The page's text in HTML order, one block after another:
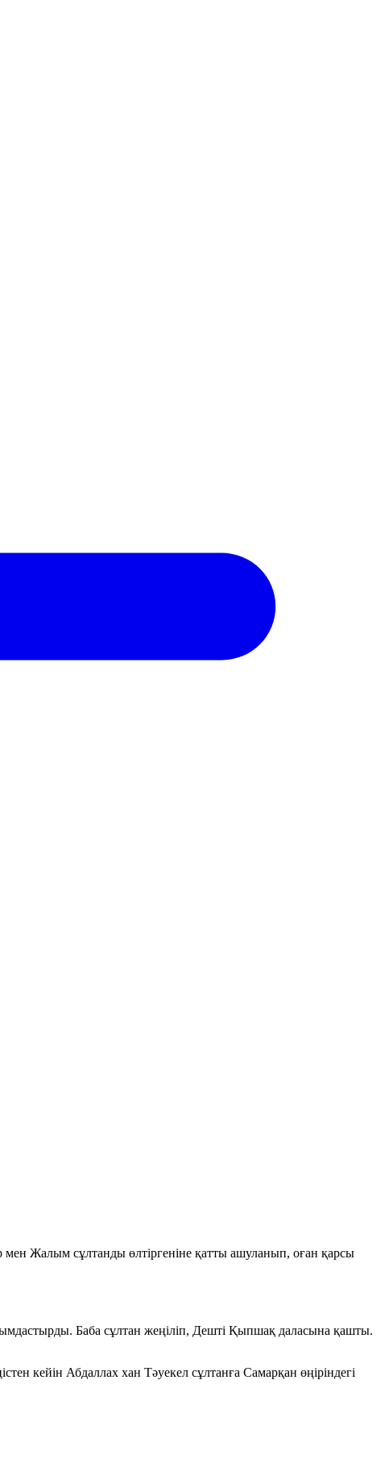
Жалым сұлтанды өлтіргеніне қатты ашуланып, оған қарсы
Баба сұлтан жеңіліп, Дешті Қыпшақ даласына қашты.
кейін Абдаллах хан Тәуекел сұлтанға Самарқан өңіріндегі